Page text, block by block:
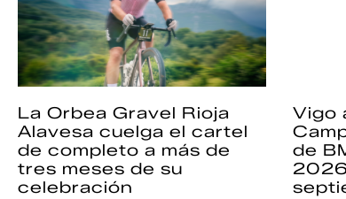
La Orbea Gravel Rioja
Alavesa cuelga el cartel
de completo a más de
tres meses de su
celebración
Vigo
de